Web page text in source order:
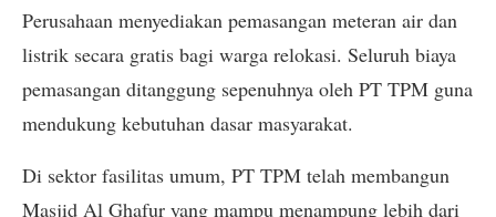
Perusahaan menyediakan pemasangan meteran air dan
listrik secara gratis bagi warga relokasi. Seluruh biaya
pemasangan ditanggung sepenuhnya oleh PT TPM guna
mendukung kebutuhan dasar masyarakat.
Di sektor fasilitas umum, PT TPM telah membangun
Masjid Al Ghafur yang mampu menampung lebih dari